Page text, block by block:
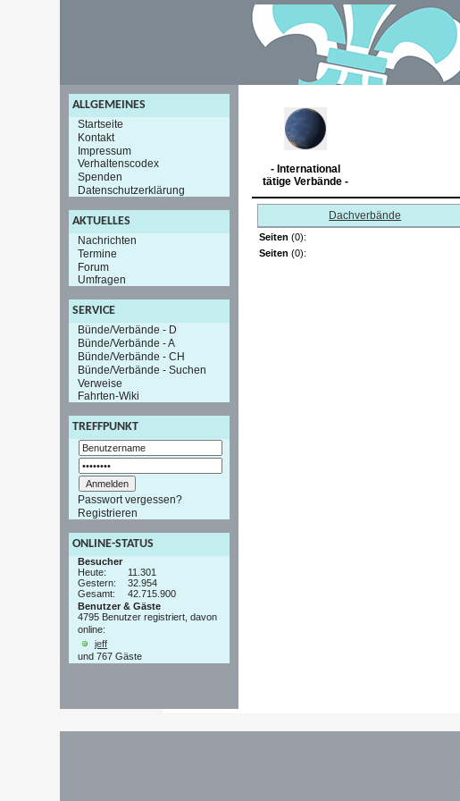
ALLGEMEINES
Startseite
Kontakt
Impressum
Verhaltenscodex
Spenden
Datenschutzerklärung
AKTUELLES
Nachrichten
Termine
Forum
Umfragen
SERVICE
Bünde/Verbände - D
Bünde/Verbände - A
Bünde/Verbände - CH
Bünde/Verbände - Suchen
Verweise
Fahrten-Wiki
TREFFPUNKT
Passwort vergessen?
Registrieren
ONLINE-STATUS
Besucher
Heute:
11.301
Gestern:
32.954
Gesamt:
42.715.900
Benutzer & Gäste
4795 Benutzer registriert, davon
online:
jeff
und 767 Gäste
- International
tätige Verbände -
Dachverbände
Seiten (0):
Seiten (0):